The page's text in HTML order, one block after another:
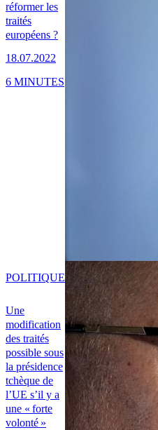
réformer les
traités
européens ?
18.07.2022
6 MINUTES
Une
modification
des traités
possible sous
la présidence
tchèque de
l’UE s’il y a
une « forte
volonté »
POLITIQUE